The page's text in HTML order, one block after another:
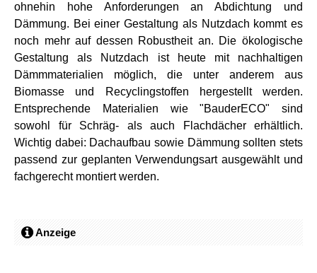
ohnehin hohe Anforderungen an Abdichtung und
Dämmung. Bei einer Gestaltung als Nutzdach kommt es
noch mehr auf dessen Robustheit an. Die ökologische
Gestaltung als Nutzdach ist heute mit nachhaltigen
Dämmmaterialien möglich, die unter anderem aus
Biomasse und Recyclingstoffen hergestellt werden.
Entsprechende Materialien wie "BauderECO" sind
sowohl für Schräg- als auch Flachdächer erhältlich.
Wichtig dabei: Dachaufbau sowie Dämmung sollten stets
passend zur geplanten Verwendungsart ausgewählt und
fachgerecht montiert werden.
Anzeige